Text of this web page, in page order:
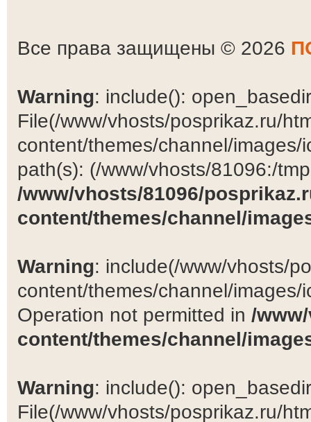
Все права защищены © 2026
Warning: include():
File(/www/vhosts/posprikaz.ru/
content/themes/channel/
path(s): (/www/vhosts/81096:/
/www/vhosts/81096/
content/themes/channel/
Warning: include(/www/vhosts/
content/themes/channel/
Operation not permitted in /
content/themes/channel/
Warning: include():
File(/www/vhosts/posprikaz.ru/